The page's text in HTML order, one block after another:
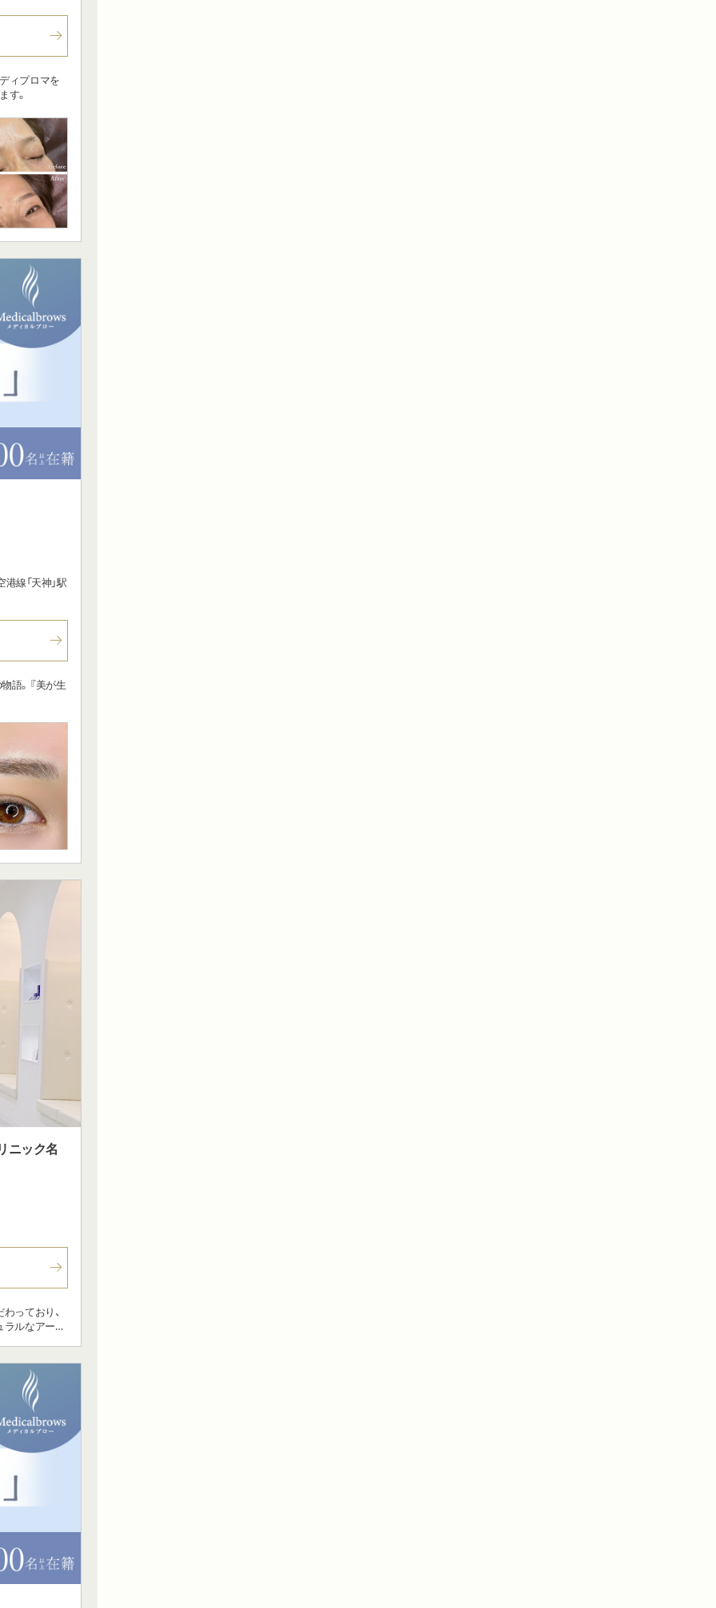
ィプロマを
す。
線「天神」駅
語。『美が生
ニック名
っており、
ラルなアート